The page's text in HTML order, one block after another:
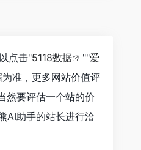
点击"5118数据 ""爱
准，更多网站价值评
然要评估一个站的价
AI助手的站长进行洽